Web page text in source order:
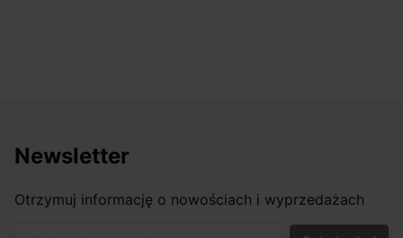
Newsletter
Otrzymuj informację o nowościach i wyprzedażach